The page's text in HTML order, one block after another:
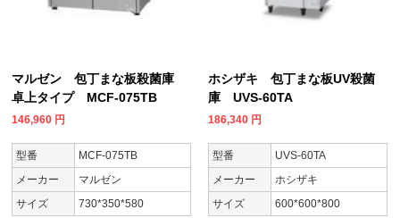
マルゼン 包丁まな板殺菌庫
卓上タイプ MCF-075TB
146,960 円
型番
MCF-075TB
メーカー
マルゼン
サイズ
730*350*580
ホシザキ 包丁まな板UV殺菌
庫 UVS-60TA
186,340 円
型番
UVS-60TA
メーカー
ホシザキ
サイズ
600*600*800